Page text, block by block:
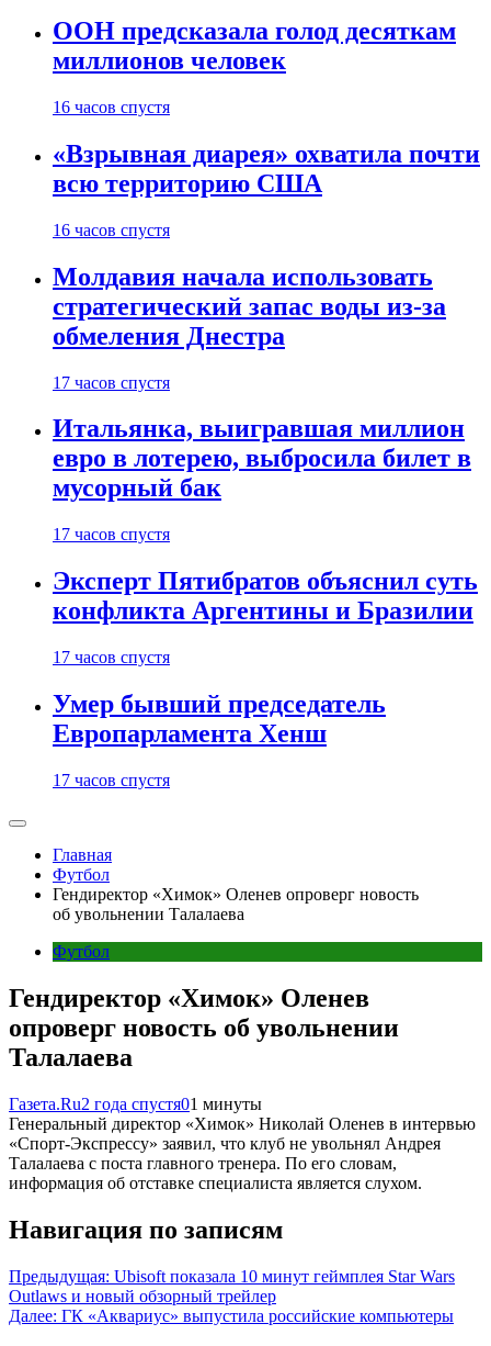
ООН предсказала голод десяткам
миллионов человек
16 часов спустя
«Взрывная диарея» охватила почти
всю территорию США
16 часов спустя
Молдавия начала использовать
стратегический запас воды из-за
обмеления Днестра
17 часов спустя
Итальянка, выигравшая миллион
евро в лотерею, выбросила билет в
мусорный бак
17 часов спустя
Эксперт Пятибратов объяснил суть
конфликта Аргентины и Бразилии
17 часов спустя
Умер бывший председатель
Европарламента Хенш
17 часов спустя
Главная
Футбол
Гендиректор «Химок» Оленев опроверг новость
об увольнении Талалаева
Футбол
Гендиректор «Химок» Оленев
опроверг новость об увольнении
Талалаева
Газета.Ru2 года спустя01 минуты
Генеральный директор «Химок» Николай Оленев в интервью
«Спорт-Экспрессу» заявил, что клуб не увольнял Андрея
Талалаева с поста главного тренера. По его словам,
информация об отставке специалиста является слухом.
Навигация по записям
Предыдущая: Ubisoft показала 10 минут геймплея Star Wars
Outlaws и новый обзорный трейлер
Далее: ГК «Аквариус» выпустила российские компьютеры